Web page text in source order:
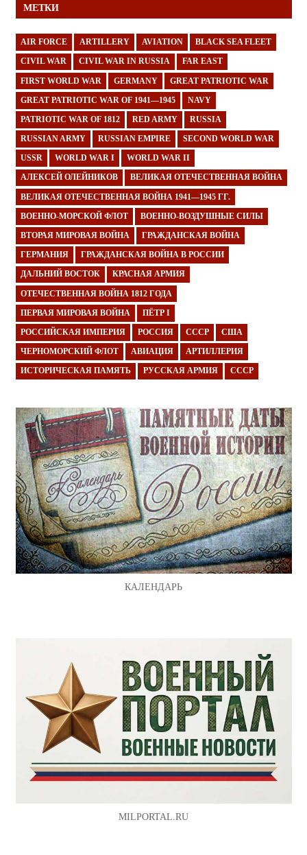
МЕТКИ
AIR FORCE ARTILLERY AVIATION BLACK SEA FLEET
CIVIL WAR CIVIL WAR IN RUSSIA FAR EAST
FIRST WORLD WAR GERMANY GREAT PATRIOTIC WAR
GREAT PATRIOTIC WAR OF 1941—1945 NAVY
PATRIOTIC WAR OF 1812 RED ARMY RUSSIA
RUSSIAN ARMY RUSSIAN EMPIRE SECOND WORLD WAR
USSR WORLD WAR I WORLD WAR II
АЛЕКСЕЙ ОЛЕЙНИКОВ ВЕЛИКАЯ ОТЕЧЕСТВЕННАЯ ВОЙНА
ВЕЛИКАЯ ОТЕЧЕСТВЕННАЯ ВОЙНА 1941—1945 ГГ.
ВОЕННО-МОРСКОЙ ФЛОТ ВОЕННО-ВОЗДУШНЫЕ СИЛЫ
ВТОРАЯ МИРОВАЯ ВОЙНА ГРАЖДАНСКАЯ ВОЙНА
ГЕРМАНИЯ ГРАЖДАНСКАЯ ВОЙНА В РОССИИ
ДАЛЬНИЙ ВОСТОК КРАСНАЯ АРМИЯ
ОТЕЧЕСТВЕННАЯ ВОЙНА 1812 ГОДА
ПЕРВАЯ МИРОВАЯ ВОЙНА ПЁТР I
РОССИЙСКАЯ ИМПЕРИЯ РОССИЯ СССР США
ЧЕРНОМОРСКИЙ ФЛОТ АВИАЦИЯ АРТИЛЛЕРИЯ
ИСТОРИЧЕСКАЯ ПАМЯТЬ РУССКАЯ АРМИЯ СССР
КАЛЕНДАРЬ
MILPORTAL.RU